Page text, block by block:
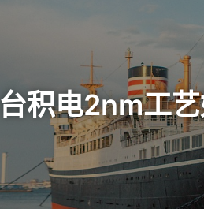
台积电2nm工